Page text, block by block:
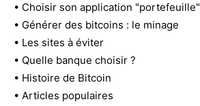
• Choisir son application "portefeuille"
• Générer des bitcoins : le minage
• Les sites à éviter
• Quelle banque choisir ?
• Histoire de Bitcoin
• Articles populaires